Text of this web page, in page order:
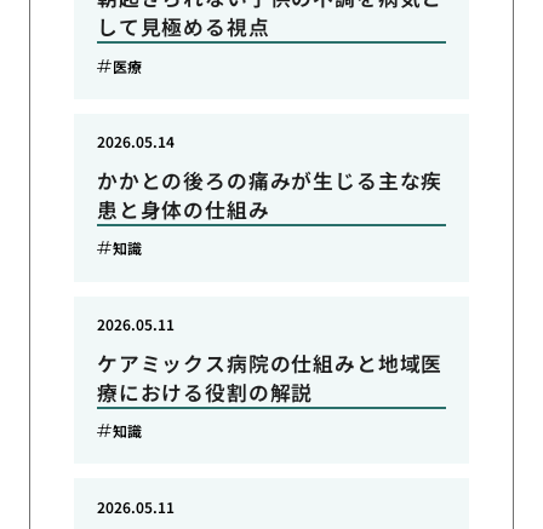
して見極める視点
医療
かかとの後ろの痛みが生じる主な疾
患と身体の仕組み
2026.05.14
知識
ケアミックス病院の仕組みと地域医
療における役割の解説
2026.05.11
知識
2026.05.11